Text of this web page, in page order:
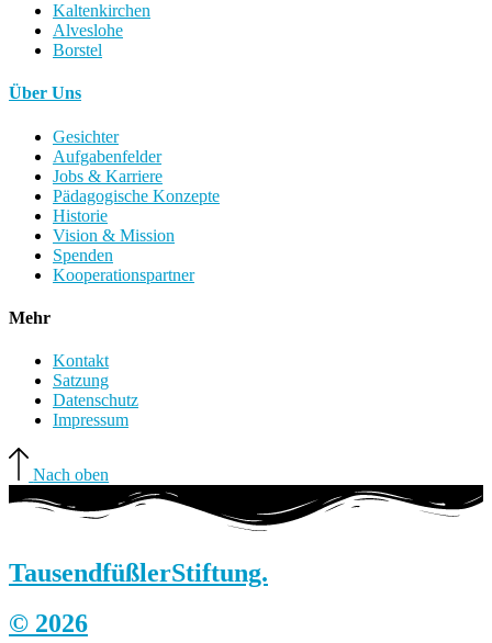
Kaltenkirchen
Alveslohe
Borstel
Über Uns
Gesichter
Aufgabenfelder
Jobs & Karriere
Pädagogische Konzepte
Historie
Vision & Mission
Spenden
Kooperationspartner
Mehr
Kontakt
Satzung
Datenschutz
Impressum
Nach oben
TausendfüßlerStiftung.
© 2026